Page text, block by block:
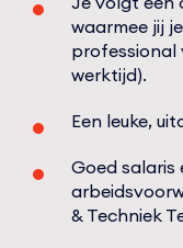
waarmee jij
professional
werktijd).
Een leuke,
Goed salaris
& Techniek